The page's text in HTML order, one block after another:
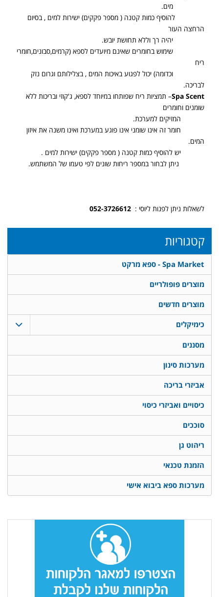
מים.
להוסיף כמות קטנה ( מספר פקקים) ישירות למים , בסיום
הרחצה העור
יהיה רך וללא תחושת יובש.
שימוש בחומרים שאינם מיועדים לספא (קרמים,סבונים,חומרי
ריח
וכדומה) יכול לפגוע באיכות המים , בצלילותם וגרום נזק
לבריכה.
Spa Scent– תמציות ריח שפותחו במיוחד לספא, ג'קוזי ובריכות ללא
שומנים וחומרים
המזיקים למערכת.
חומר זה אינו שומני אינו פוגע במערכת ואינו משנה את איזון
המים.
יש להוסיף כמות קטנה ( מספר פקקים) ישירות למים .
ניתן לבחור במספר ריחות שונים לפי טעמו של המשתמש.
לשאלות ניתן לפנות ליוסי : 052-3726612
קטגוריות
Spa Market - ספא מרקט
מוצרים פופולריים
מוצרים חדשים
כימיקלים
מסננים
מערכות סינון
אביזרי בריכה
כיסויים ואביזרי כיסוי
סוככים
ריהוט גן
הזמנת טכנאי
מערכות ספא ביבוא אישי